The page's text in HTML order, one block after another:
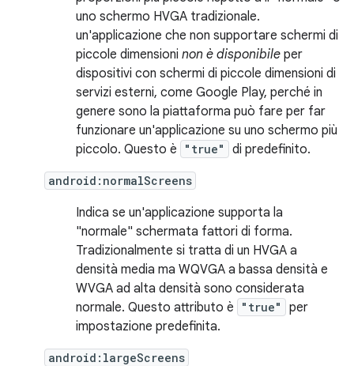
uno schermo HVGA tradizionale.
un'applicazione che non supportare schermi di
piccole dimensioni non è disponibile per
dispositivi con schermi di piccole dimensioni di
servizi esterni, come Google Play, perché in
genere sono la piattaforma può fare per far
funzionare un'applicazione su uno schermo più
piccolo. Questo è
"true" di predefinito.
android:normalScreens
Indica se un'applicazione supporta la
"normale" schermata fattori di forma.
Tradizionalmente si tratta di un HVGA a
densità media ma WQVGA a bassa densità e
WVGA ad alta densità sono considerata
normale. Questo attributo è
"true"
per
impostazione predefinita.
android:largeScreens